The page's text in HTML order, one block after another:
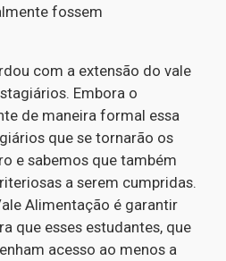
fossem
com a extensão do vale
Embora o
de maneira formal essa
que se tornarão os
e sabemos que também
a serem cumpridas.
Alimentação é garantir
que esses estudantes, que
acesso ao menos a